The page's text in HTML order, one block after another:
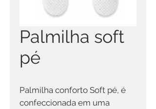
Palmilha soft
pé
Palmilha conforto Soft pé, é
confeccionada em uma